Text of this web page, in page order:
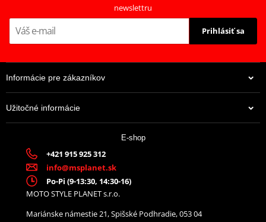
newslettru
Prihlásiť sa
Informácie pre zákazníkov
Užitočné informácie
E-shop
+421 915 925 312
info@msplanet.sk
Po-Pi (9-13:30, 14:30-16)
MOTO STYLE PLANET s.r.o.
Mariánske námestie 21, Spišské Podhradie, 053 04